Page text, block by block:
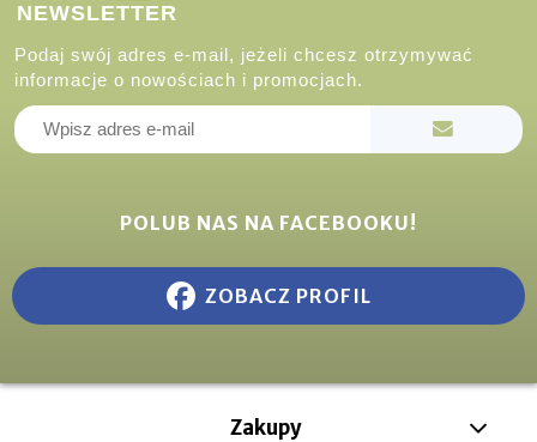
NEWSLETTER
Podaj swój adres e-mail, jeżeli chcesz otrzymywać
informacje o nowościach i promocjach.
POLUB NAS NA FACEBOOKU!
ZOBACZ PROFIL
Zakupy